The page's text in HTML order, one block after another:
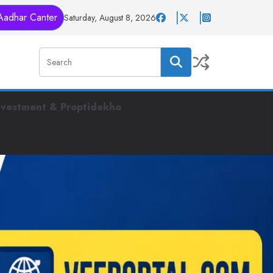
Canter Saturday, August 8, 2026
& Proptidekho